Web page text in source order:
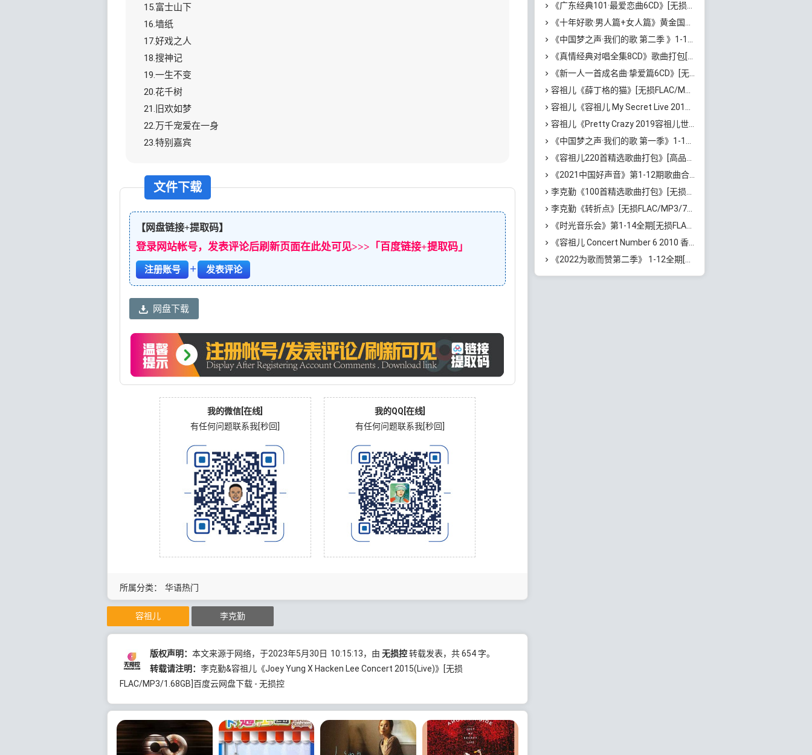
所属分类： 华语热门
15.富士山下
16.墙纸
17.好戏之人
18.搜神记
19.一生不变
20.花千树
21.旧欢如梦
22.万千宠爱在一身
23.特别嘉宾
文件下载
【网盘链接+提取码】
登录网站帐号，发表评论后刷新页面在此处可见>>>「百度链接+提取码」
注册账号 + 发表评论
网盘下载
我的微信[在线]
有任何问题联系我[秒回]
我的QQ[在线]
有任何问题联系我[秒回]
容祖儿 李克勤
版权声明： 本文来源于网络，于2023年5月30日 10:15:13，由 无损控转载发表，共 654 字。
转载请注明： 李克勤&容祖儿《Joey Yung X Hacken Lee Concert 2015(Live)》[无损
FLAC/MP3/1.68GB]百度云网盘下载 - 无损控
《广东经典101·最爱恋曲6CD》[无损WAV+高品质MP3/4.08GB]百度云网盘下载
《十年好歌·男人篇+女人篇》黄金国语珍藏6CD[无损WAV/MP3/4.09GB]百度云网盘下载
《中国梦之声·我们的歌 第二季 》1-12期歌曲合集[无损FLAC/MP3/2.96GB]百度云网盘下载
《真情经典对唱全集8CD》歌曲打包[无损WAV/MP3/5.84GB]百度云网盘下载
《新一人一首成名曲·挚爱篇6CD》[无损MP3/DTS/WAV分轨/4.43GB]百度云网盘下载
容祖儿《薛丁格的猫》[无损FLAC/MP3/]百度云网盘下载
容祖儿《容祖儿 My Secret Live 2017 演唱会》[蓝光原盘1080P/82.16GB/ISO]百度云网盘下载
容祖儿《Pretty Crazy 2019容祖儿世界巡回演唱会》[蓝光原盘1080i/ISO/155GB]百度云网盘下载
《中国梦之声·我们的歌 第一季》1-12期所有歌曲合集[无损MP3/FLAC/3.36GB]百度云网盘下载
《容祖儿220首精选歌曲打包》[高品质MP3/320K/1.89GB]百度云网盘下载
《2021中国好声音》第1-12期歌曲合集[无损FLAC/MP3]百度云网盘下载
李克勤《100首精选歌曲打包》[无损FLAC/MP3/3.44GB]百度云网盘下载
李克勤《转折点》[无损FLAC/MP3/71MB]百度云网盘下载
《时光音乐会》第1-14全期[无损FLAC/MP3]百度云网盘下载
《容祖儿 Concert Number 6 2010 香港红馆演唱会》[Blu-ray/BDMV/1080P/38.5G]百度云网盘下载
《2022为歌而赞第二季》 1-12全期[无损FLAC/MP3]百度云网盘下载